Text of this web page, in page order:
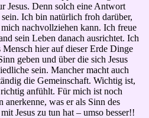
Jesus. Denn solch eine Antwort
Ich bin natürlich froh darüber,
nachvollziehen kann. Ich freue
sein Leben danach ausrichtet. Ich
Mensch hier auf dieser Erde Dinge
geben und über die sich Jesus
sein. Mancher macht auch
die Gemeinschaft. Wichtig ist,
anfühlt. Für mich ist noch
anerkenne, was er als Sinn des
Jesus zu tun hat – umso besser!!